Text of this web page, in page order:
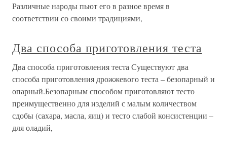
Различные народы пьют его в разное время в
соответствии со своими традициями,
Два способа приготовления теста
Два способа приготовления теста Существуют два
способа приготовления дрожжевого теста – безопарный и
опарный.Безопарным способом приготовляют тесто
преимущественно для изделий с малым количеством
сдобы (сахара, масла, яиц) и тесто слабой консистенции –
для оладий,